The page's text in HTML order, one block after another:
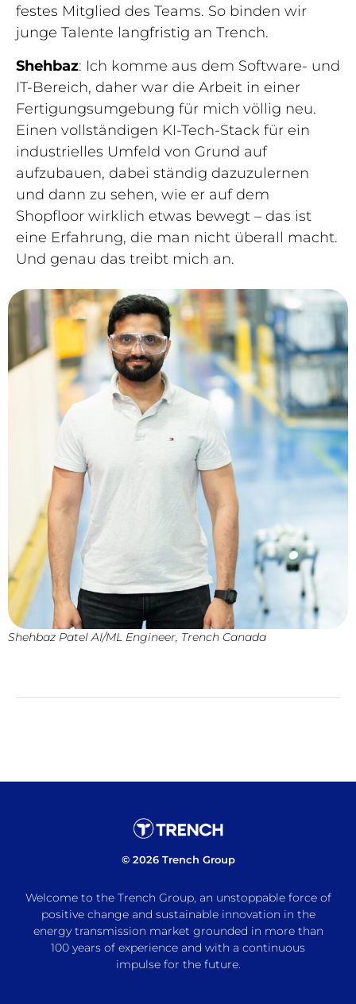
festes Mitglied des Teams. So binden wir
junge Talente langfristig an Trench.
Shehbaz: Ich komme aus dem Software- und
IT-Bereich, daher war die Arbeit in einer
Fertigungsumgebung für mich völlig neu.
Einen vollständigen KI-Tech-Stack für ein
industrielles Umfeld von Grund auf
aufzubauen, dabei ständig dazuzulernen
und dann zu sehen, wie er auf dem
Shopfloor wirklich etwas bewegt – das ist
eine Erfahrung, die man nicht überall macht.
Und genau das treibt mich an.
Shehbaz Patel AI/ML Engineer, Trench Canada
© 2026 Trench Group
Welcome to the Trench Group, an unstoppable force of
positive change and sustainable innovation in the
energy transmission market grounded in more than
100 years of experience and with a continuous
impulse for the future.